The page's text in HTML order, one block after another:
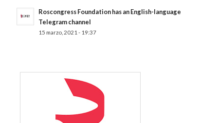
Roscongress Foundation has an English-language
Telegram channel
15 marzo, 2021 - 19:37